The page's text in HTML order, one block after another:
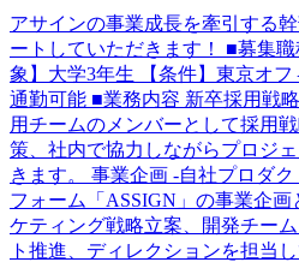
アサインの事業成長を牽引する
ートしていただきます！ ■募集
象】大学3年生 【条件】東京オ
通勤可能 ■業務内容 新卒採用戦
用チームのメンバーとして採用
策、社内で協力しながらプロジ
きます。 事業企画 -自社プロダ
フォーム「ASSIGN」の事業企
ケティング戦略立案、開発チー
ト推進、ディレクションを担当